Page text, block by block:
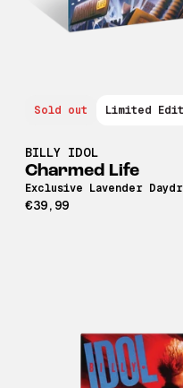
Sold out Limited
BILLY IDOL
Charmed Life
Exclusive Lavender
€39,99